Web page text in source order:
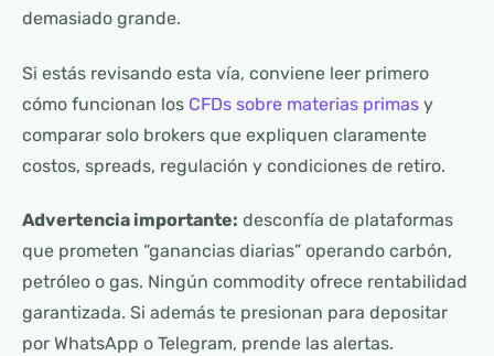
demasiado grande.
Si estás revisando esta vía, conviene leer primero
cómo funcionan los CFDs sobre materias primas y
comparar solo brokers que expliquen claramente
costos, spreads, regulación y condiciones de retiro.
Advertencia importante: desconfía de plataformas
que prometen “ganancias diarias” operando carbón,
petróleo o gas. Ningún commodity ofrece rentabilidad
garantizada. Si además te presionan para depositar
por WhatsApp o Telegram, prende las alertas.